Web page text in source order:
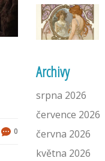
0
Archivy
srpna 2026
července 2026
června 2026
května 2026